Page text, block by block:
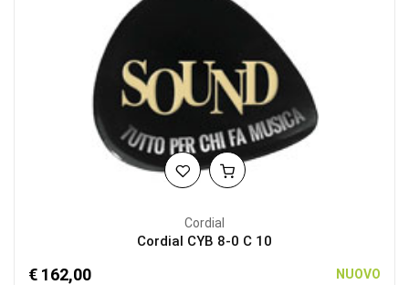
Cordial
Cordial CYB 8-0 C 10
€ 162,00 NUOVO